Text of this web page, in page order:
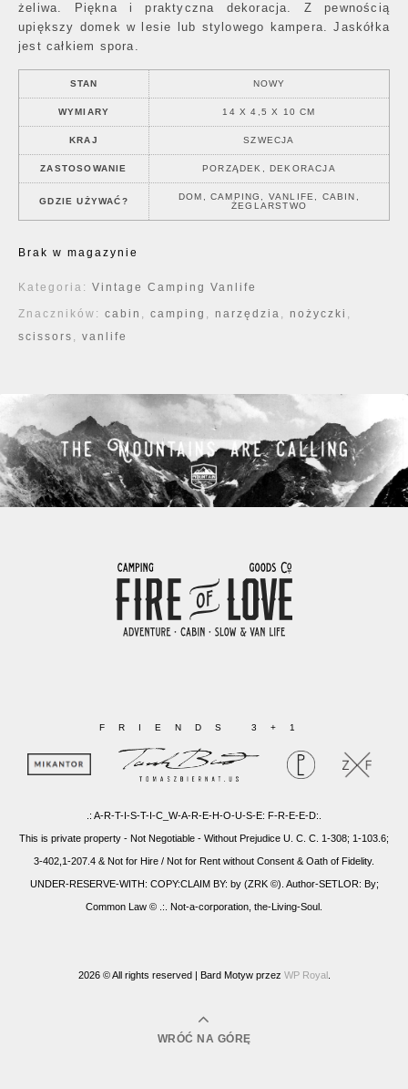
żeliwa. Piękna i praktyczna dekoracja. Z pewnością
upiększy domek w lesie lub stylowego kampera. Jaskółka
jest całkiem spora.
STAN NOWY
WYMIARY 14 X 4,5 X 10 CM
KRAJ SZWECJA
ZASTOSOWANIE PORZĄDEK, DEKORACJA
GDZIE UŻYWAĆ?
DOM, CAMPING, VANLIFE, CABIN,
ŻEGLARSTWO
Brak w magazynie
Kategoria: Vintage Camping Vanlife
Znaczników: cabin , camping , narzędzia , nożyczki ,
scissors , vanlife
FRIENDS 3+1
.: A-R-T-I-S-T-I-C_W-A-R-E-H-O-U-S-E: F-R-E-E-D:.
This is private property - Not Negotiable - Without Prejudice U. C. C. 1-308; 1-103.6;
3-402,1-207.4 & Not for Hire / Not for Rent without Consent & Oath of Fidelity.
UNDER-RESERVE-WITH: COPY:CLAIM BY: by (ZRK ©). Author-SETLOR: By;
Common Law © .:. Not-a-corporation, the-Living-Soul.
2026 © All rights reserved | Bard Motyw przez WP Royal .
WRÓĆ NA GÓRĘ